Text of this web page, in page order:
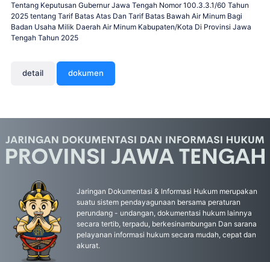
Tentang Keputusan Gubernur Jawa Tengah Nomor 100.3.3.1/60 Tahun
2025 tentang Tarif Batas Atas Dan Tarif Batas Bawah Air Minum Bagi
Badan Usaha Milik Daerah Air Minum Kabupaten/Kota Di Provinsi Jawa
Tengah Tahun 2025
detail dokumen
Jaringan Dokumentasi & Informasi Hukum merupakan
suatu sistem pendayagunaan bersama peraturan
perundang - undangan, dokumentasi hukum lainnya
secara tertib, terpadu, berkesinambungan Dan sarana
pelayanan informasi hukum secara mudah, cepat dan
akurat.